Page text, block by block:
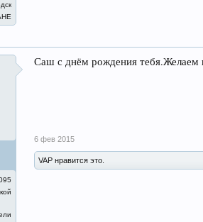
Саш с днём рождения тебя.Желаем
6 фев 2015
VAP нравится это.